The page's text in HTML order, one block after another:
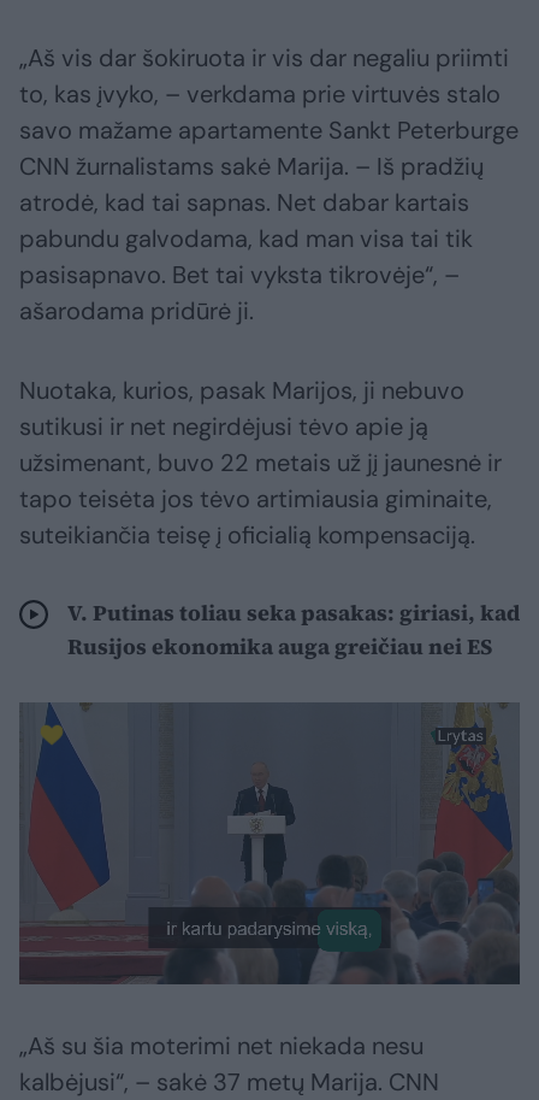
„Aš vis dar šokiruota ir vis dar negaliu priimti
to, kas įvyko, – verkdama prie virtuvės stalo
savo mažame apartamente Sankt Peterburge
CNN žurnalistams sakė Marija. – Iš pradžių
atrodė, kad tai sapnas. Net dabar kartais
pabundu galvodama, kad man visa tai tik
pasisapnavo. Bet tai vyksta tikrovėje“, –
ašarodama pridūrė ji.
Nuotaka, kurios, pasak Marijos, ji nebuvo
sutikusi ir net negirdėjusi tėvo apie ją
užsimenant, buvo 22 metais už jį jaunesnė ir
tapo teisėta jos tėvo artimiausia giminaite,
suteikiančia teisę į oficialią kompensaciją.
V. Putinas toliau seka pasakas: giriasi, kad
Rusijos ekonomika auga greičiau nei ES
„Aš su šia moterimi net niekada nesu
kalbėjusi“, – sakė 37 metų Marija. CNN